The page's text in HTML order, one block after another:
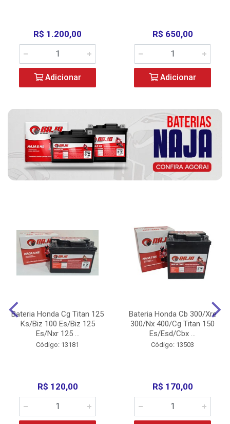
R$ 1.200,00
Adicionar
R$ 650,00
Adicionar
Bateria Honda Cg Titan 125
Ks/Biz 100 Es/Biz 125
Es/Nxr 125 ...
Código: 13181
R$ 120,00
Bateria Honda Cb 300/Xre
300/Nx 400/Cg Titan 150
Es/Esd/Cbx ...
Código: 13503
R$ 170,00